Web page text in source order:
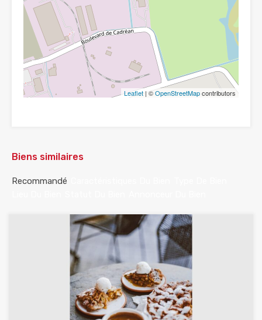
Leaflet| ©OpenStreetMapcontributors
Biens similaires
Recommandé